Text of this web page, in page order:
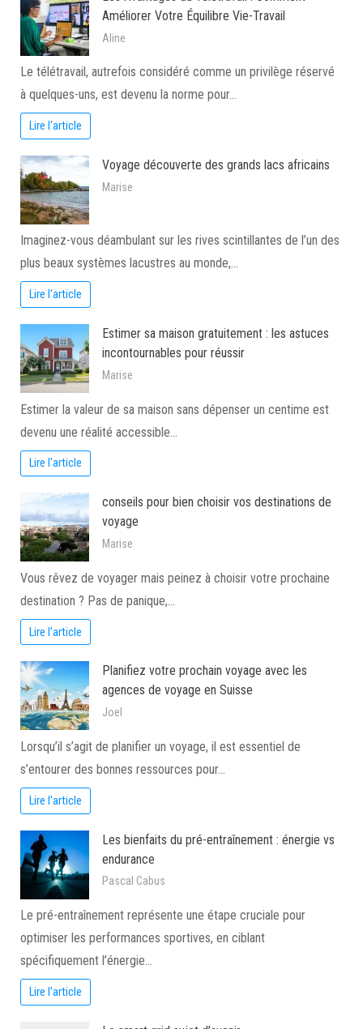
Améliorer Votre Équilibre Vie-Travail
Aline
Le télétravail, autrefois considéré comme un privilège réservé
à quelques-uns, est devenu la norme pour…
Lire l'article
Voyage découverte des grands lacs africains
Marise
Imaginez-vous déambulant sur les rives scintillantes de l’un des
plus beaux systèmes lacustres au monde,…
Lire l'article
Estimer sa maison gratuitement : les astuces
incontournables pour réussir
Marise
Estimer la valeur de sa maison sans dépenser un centime est
devenu une réalité accessible…
Lire l'article
conseils pour bien choisir vos destinations de
voyage
Marise
Vous rêvez de voyager mais peinez à choisir votre prochaine
destination ? Pas de panique,…
Lire l'article
Planifiez votre prochain voyage avec les
agences de voyage en Suisse
Joel
Lorsqu’il s’agit de planifier un voyage, il est essentiel de
s’entourer des bonnes ressources pour…
Lire l'article
Les bienfaits du pré-entraînement : énergie vs
endurance
Pascal Cabus
Le pré-entraînement représente une étape cruciale pour
optimiser les performances sportives, en ciblant
spécifiquement l’énergie…
Lire l'article